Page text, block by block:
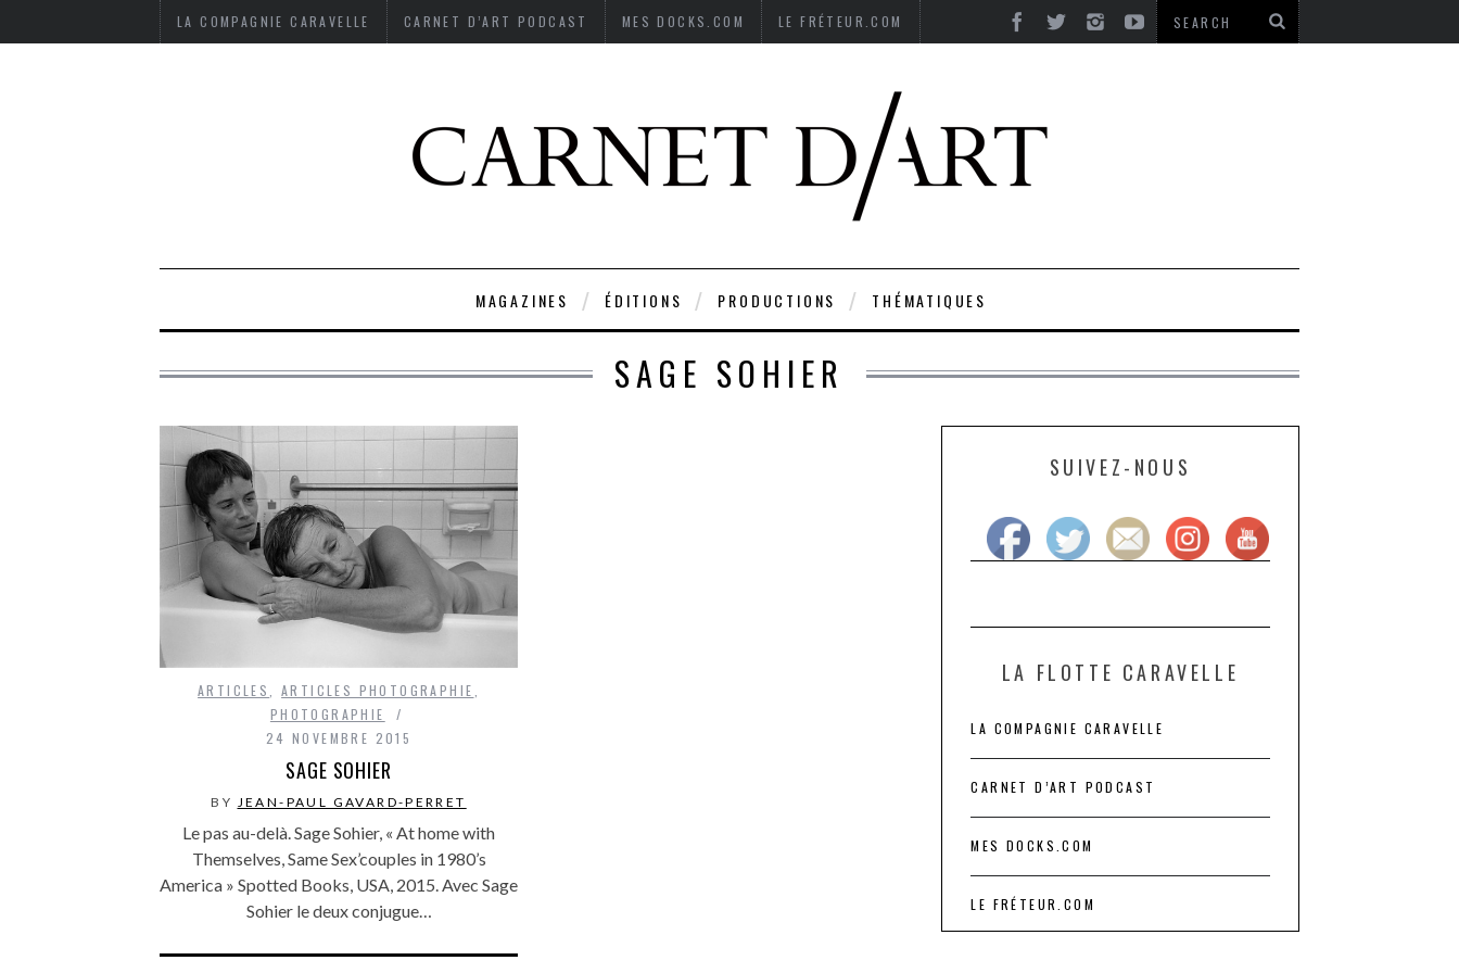
LA COMPAGNIE CARAVELLE CARNET D’ART PODCAST MES DOCKS.COM LE FRÉTEUR.COM
MAGAZINES ÉDITIONS PRODUCTIONS THÉMATIQUES
SAGE SOHIER
ARTICLES ,ARTICLES PHOTOGRAPHIE
PHOTOGRAPHIE
24 NOVEMBRE 2015
SAGE SOHIER
BY JEAN-PAUL GAVARD-PERRET
Le pas au-delà. Sage Sohier, « At home with
Themselves, Same Sex’couples in 1980’s
America » Spotted Books, USA, 2015. Avec Sage
Sohier le deux conjugue…
SUIVEZ-NOUS
LA FLOTTE CARAVELLE
LA COMPAGNIE CARAVELLE
CARNET D’ART PODCAST
MES DOCKS.COM
LE FRÉTEUR.COM